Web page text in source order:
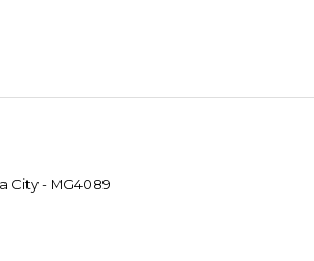
City - MG4089